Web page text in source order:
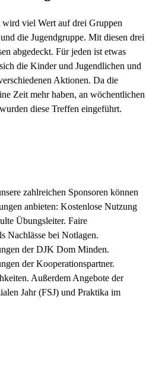
viel Wert auf drei Gruppen
die Jugendgruppe. Mit diesen drei
abgedeckt. Für jeden ist etwas
die Kinder und Jugendlichen und
Aktionen. Da die
Zeit mehr haben, an wöchentlichen
diese Treffen eingeführt.
zahlreichen Sponsoren können
anbieten: Kostenlose Nutzung
Übungsleiter. Faire
Nachlässe bei Notlagen.
der DJK Dom Minden.
der Kooperationspartner.
Außerdem Angebote der
Jahr (FSJ) und Praktika im